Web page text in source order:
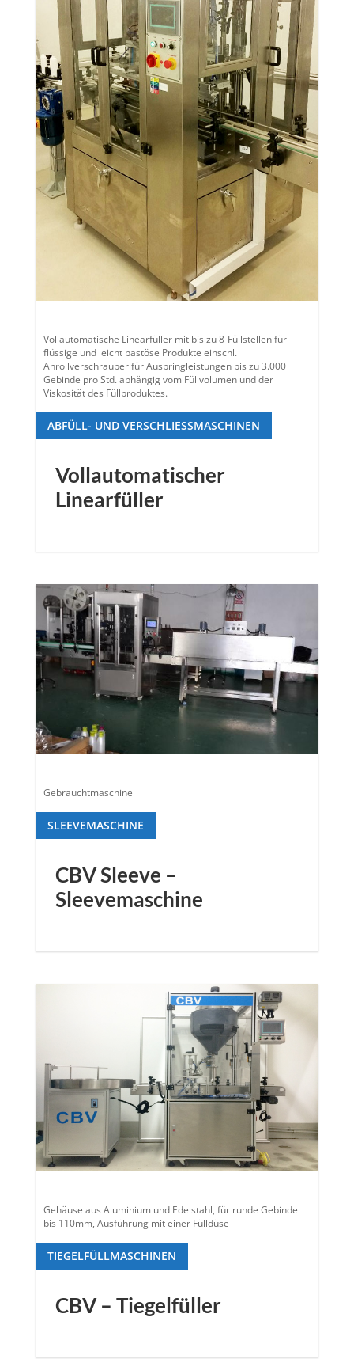
Vollautomatische Linearfüller mit bis zu 8-Füllstellen für
flüssige und leicht pastöse Produkte einschl.
Anrollverschrauber für Ausbringleistungen bis zu 3.000
Gebinde pro Std. abhängig vom Füllvolumen und der
Viskosität des Füllproduktes.
Vollautomatischer
Linearfüller
ABFÜLL- UND VERSCHLIESSMASCHINEN
Gebrauchtmaschine
CBV Sleeve –
Sleevemaschine
SLEEVEMASCHINE
Gehäuse aus Aluminium und Edelstahl, für runde Gebinde
bis 110mm, Ausführung mit einer Fülldüse
CBV – Tiegelfüller
TIEGELFÜLLMASCHINEN